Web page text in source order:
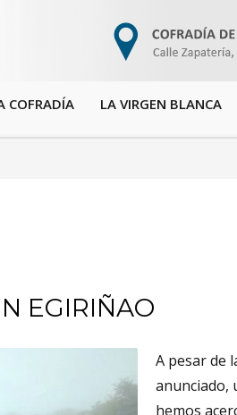
COFRADÍA LA VIRGEN BLANCA
EGIRIÑAO
A pesar de
anunciado,
hemos